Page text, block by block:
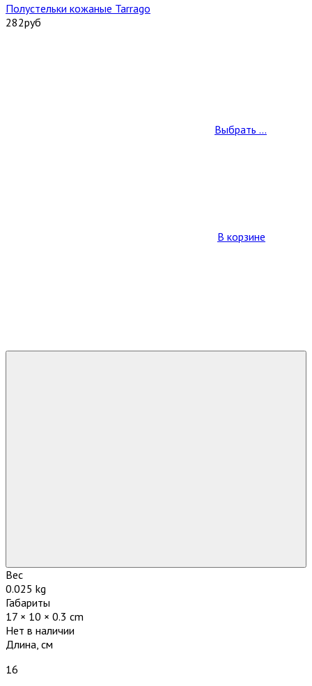
Полустельки кожаные Tarrago
282руб
Выбрать ...
В корзине
Вес
0.025 kg
Габариты
17 × 10 × 0.3 cm
Нет в наличии
Длина, см
16